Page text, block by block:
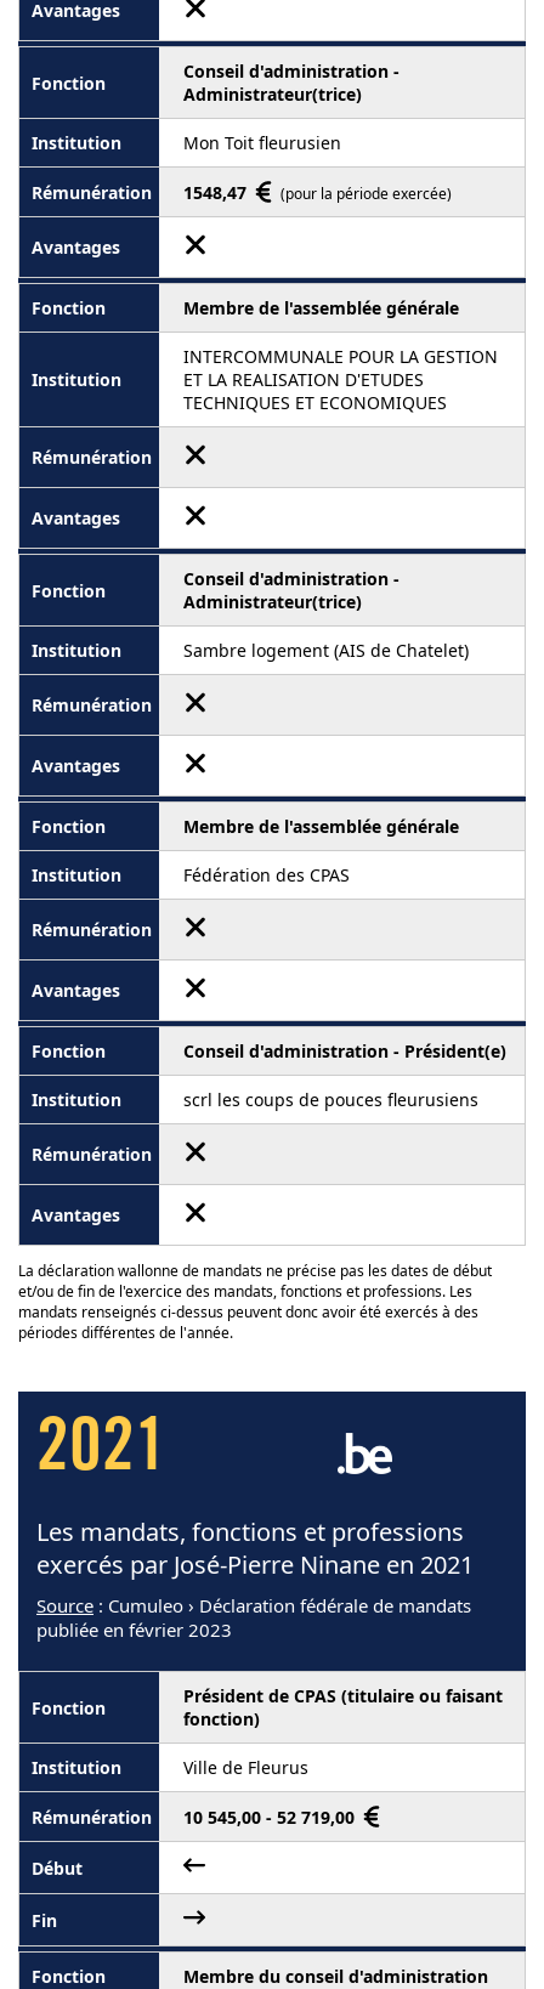
Conseil d'administration -
Administrateur(trice)
Mon Toit fleurusien
1548,47 (pour la période exercée)
Membre de l'assemblée générale
INTERCOMMUNALE POUR LA GESTION
ET LA REALISATION D'ETUDES
TECHNIQUES ET ECONOMIQUES
Conseil d'administration -
Administrateur(trice)
Sambre logement (AIS de Chatelet)
Membre de l'assemblée générale
Fédération des CPAS
Conseil d'administration - Président(e)
scrl les coups de pouces fleurusiens
La déclaration wallonne de mandats ne précise pas les dates de début
et/ou de fin de l'exercice des mandats, fonctions et professions. Les
mandats renseignés ci-dessus peuvent donc avoir été exercés à des
périodes différentes de l'année.
2021
Les mandats, fonctions et professions
exercés par José-Pierre Ninane en 2021
Source : Cumuleo › Déclaration fédérale de mandats
publiée en février 2023
Président de CPAS (titulaire ou faisant
fonction)
Ville de Fleurus
10 545,00 - 52 719,00
Membre du conseil d'administration